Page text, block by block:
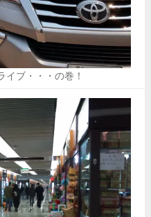
イブ・・・の巻！